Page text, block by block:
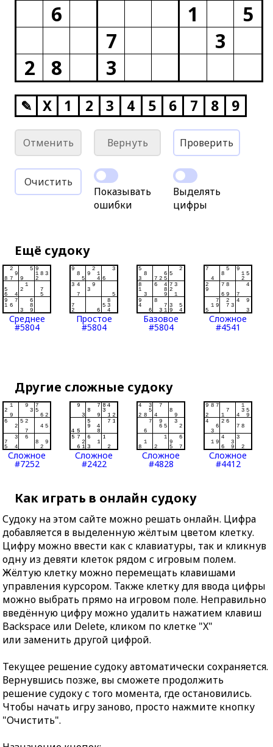
6
1
5
7
3
2
8 3
✎ X 1 2 3 4 5 6 7 8 9
Отменить Вернуть Проверить
Очистить
Показывать
ошибки
Выделять
цифры
Ещё судоку
Среднее
#5804
Простое
#5804
Базовое
#5804
Сложное
#4541
Другие сложные судоку
Сложное
#7252
Сложное
#2422
Сложное
#4828
Сложное
#4412
Как играть в онлайн судоку
Судоку на этом сайте можно решать онлайн. Цифра
добавляется в выделенную жёлтым цветом клетку.
Цифру можно ввести как с клавиатуры, так и кликнув
одну из девяти клеток рядом с игровым полем.
Жёлтую клетку можно перемещать клавишами
управления курсором. Также клетку для ввода цифры
можно выбрать прямо на игровом поле. Неправильно
введённую цифру можно удалить нажатием клавиш
Backspace или Delete, кликом по клетке "X"
или заменить другой цифрой.
Текущее решение судоку автоматически сохраняется.
Вернувшись позже, вы сможете продолжить
решение судоку с того момента, где остановились.
Чтобы начать игру заново, просто нажмите кнопку
"Очистить".